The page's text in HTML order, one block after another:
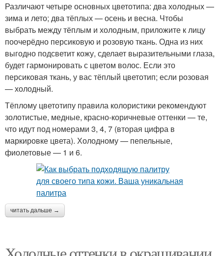
Различают четыре основных цветотипа: два холодных —
зима и лето; два тёплых — осень и весна. Чтобы
выбрать между тёплым и холодным, приложите к лицу
поочерёдно персиковую и розовую ткань. Одна из них
выгодно подсветит кожу, сделает выразительными глаза,
будет гармонировать с цветом волос. Если это
персиковая ткань, у вас тёплый цветотип; если розовая
— холодный.
Тёплому цветотипу правила колористики рекомендуют
золотистые, медные, красно-коричневые оттенки — те,
что идут под номерами 3, 4, 7 (вторая цифра в
маркировке цвета). Холодному — пепельные,
фиолетовые — 1 и 6.
читать дальше →